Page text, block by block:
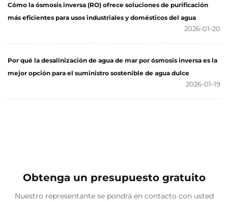
Cómo la ósmosis inversa (RO) ofrece soluciones de purificación
más eficientes para usos industriales y domésticos del agua
2026-01-20
Por qué la desalinización de agua de mar por ósmosis inversa es la
mejor opción para el suministro sostenible de agua dulce
2026-01-19
Obtenga un presupuesto gratuito
Nuestro representante se pondrá en contacto con usted